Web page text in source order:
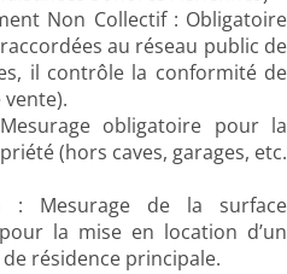
Non Collectif : Obligatoire
au réseau public de
il contrôle la conformité de
vente).
obligatoire pour la
(hors caves, garages, etc.
: Mesurage de la surface
la mise en location d’un
résidence principale.